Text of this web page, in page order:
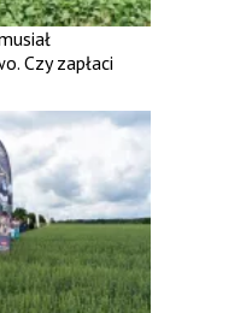
Czy zapłaci